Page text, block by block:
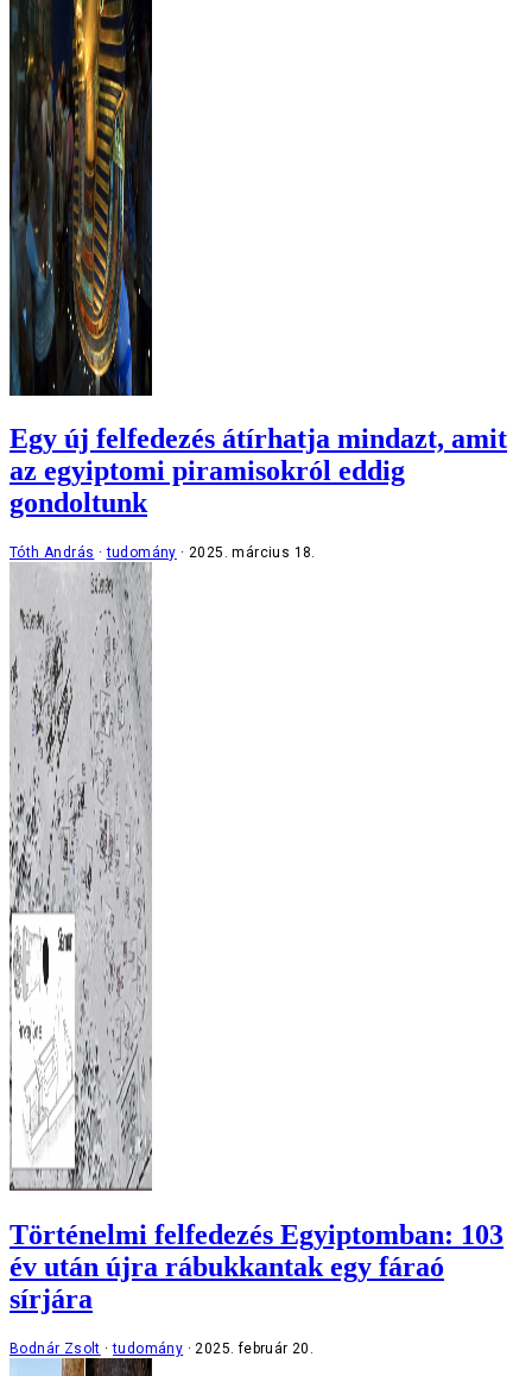
Egy új felfedezés átírhatja mindazt, amit
az egyiptomi piramisokról eddig
gondoltunk
Tóth András tudomány 2025. március 18.
Történelmi felfedezés Egyiptomban: 103
év után újra rábukkantak egy fáraó
sírjára
Bodnár Zsolt tudomány 2025. február 20.